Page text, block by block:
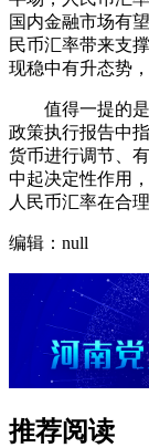
国内金融市场有
民币汇率带来支
现稳中有升态势
值得一提的是
政策执行报告中
货币进行调节、
中起决定性作用
人民币汇率在合
编辑：null
推荐阅读